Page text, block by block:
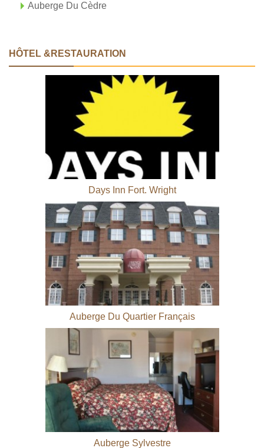
Auberge Du Cèdre
HÔTEL &RESTAURATION
Days Inn Fort. Wright
Auberge Du Quartier Français
Auberge Sylvestre